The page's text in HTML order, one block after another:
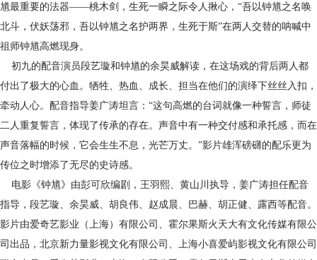
馗最重要的法器——桃木剑，生死一瞬之际令人揪心，“吾以钟馗之名唤
北斗，伏妖荡邪，吾以钟馗之名护两界，生死于斯”在两人交替的呐喊中
祖师钟馗高燃现身。
初九的配音演员段艺璇和钟馗的余昊威解读，在这场戏的背后两人都
付出了极大的心血。牺牲、热血、成长、担当在他们的演绎下丝丝入扣，
牵动人心。配音指导姜广涛坦言：“这句高燃的台词就像一种誓言，师徒
二人重复誓言，体现了传承的存在。声音中有一种交付感和承托感，而在
声音落幅的时候，它会生生不息，光芒万丈。”影片雄浑磅礴的配乐更为
传位之时增添了无尽的史诗感。
电影《钟馗》由彭可欣编剧，王羽熙、黄山川执导，姜广涛担任配音
指导，段艺璇、余昊威、胡良伟、赵成晨、巴赫、胡正健、露西等配音。
影片由爱奇艺影业（上海）有限公司、霍尔果斯火天大有文化传媒有限公
司出品，北京新力量影视文化有限公司、上海小喜爱屿影视文化有限公司